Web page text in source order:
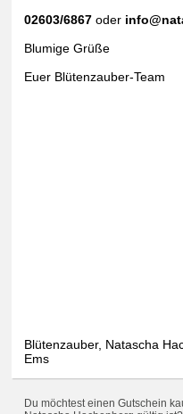
02603/6867 oder
Blumige Grüße
Euer Blütenzauber-Team
Blütenzauber, Natascha
Ems
Du möchtest einen Gutschein